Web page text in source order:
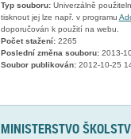
Typ souboru:Univerzálně
tisknout jej lze např. v programu
doporučován k použití na webu.
Počet stažení:2265
Poslední změna souboru:2013-
Soubor publikován:2012-10-25
MINISTERSTVO